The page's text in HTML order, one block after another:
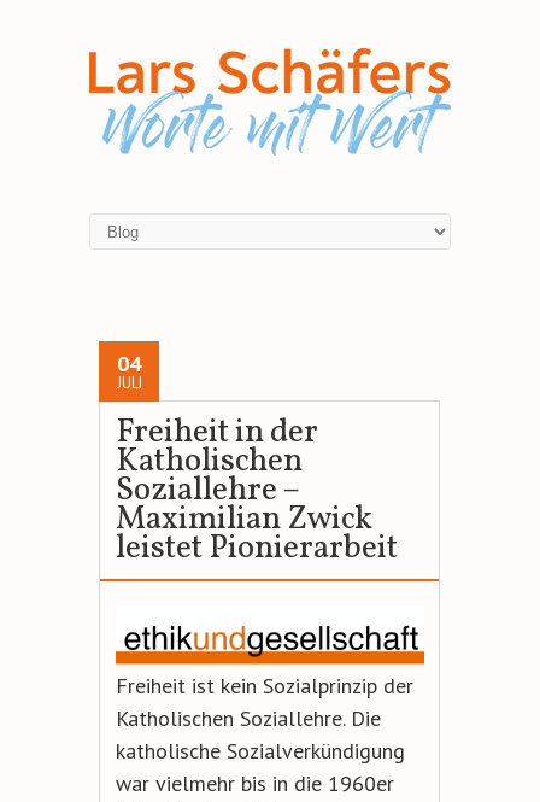
04
JULI
Freiheit in der
Katholischen
Soziallehre –
Maximilian Zwick
leistet Pionierarbeit
Freiheit ist kein Sozialprinzip der
Katholischen Soziallehre. Die
katholische Sozialverkündigung
war vielmehr bis in die 1960er